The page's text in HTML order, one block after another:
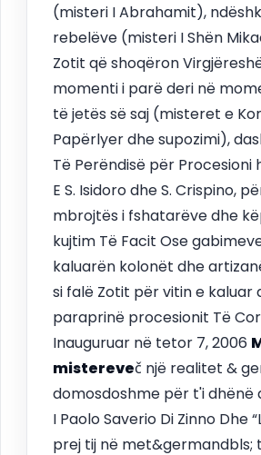
(misteri I Abrahamit),
rebelëve (misteri I Shën
Zotit që shoqëron
momenti i parë deri në
të jetës së saj (misteret e
Papërlyer dhe supozimi),
Të Perëndisë për
E S. Isidoro dhe S. Crispino,
mbrojtës i fshatarëve dhe
kujtim Të Facit Ose
kaluarën kolonët dhe
si falë Zotit për vitin e kaluar
paraprinë procesionit Të
Inauguruar në tetor 7, 2006
mistereveč një realitet &
domosdoshme për t'i dhënë
I Paolo Saverio Di Zinno Dhe
prej tij në met&germandbls;